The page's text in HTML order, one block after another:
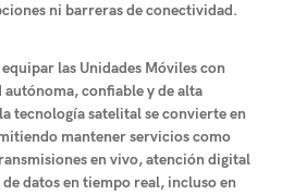
ni barreras de conectividad.
las Unidades Móviles con
confiable y de alta
tecnología satelital se convierte en
mantener servicios como
en vivo, atención digital
datos en tiempo real, incluso en